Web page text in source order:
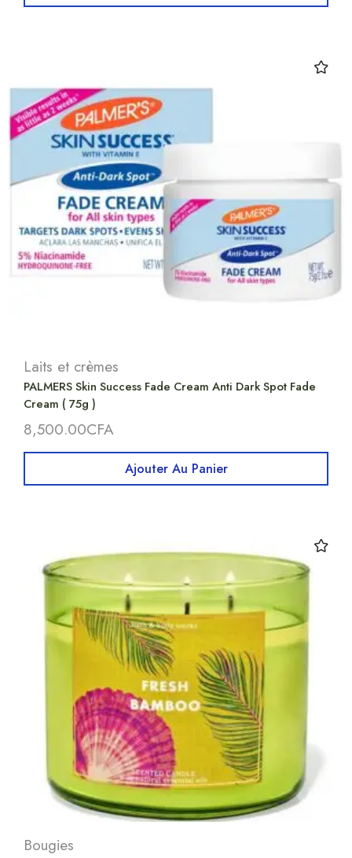
Laits et crèmes
PALMERS Skin Success Fade Cream Anti Dark Spot Fade
Cream ( 75g )
8,500.00CFA
Ajouter Au Panier
Bougies